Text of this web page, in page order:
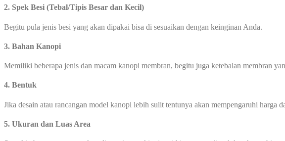
2. Spek Besi (Tebal/Tipis Besar dan Kecil)
Begitu pula jenis besi yang akan dipakai bisa di sesuaikan dengan keinginan Anda.
3. Bahan Kanopi
Memiliki beberapa jenis dan macam kanopi membran, begitu juga ketebalan membran
4. Bentuk
Jika desain atau rancangan model kanopi lebih sulit tentunya akan mempengaruhi harga
5. Ukuran dan Luas Area